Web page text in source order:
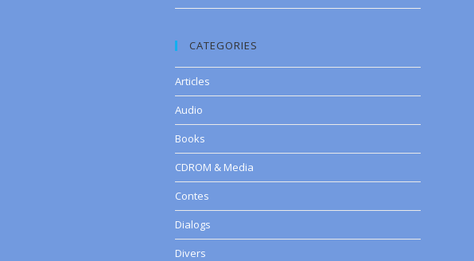
CATEGORIES
Articles
Audio
Books
CDROM & Media
Contes
Dialogs
Divers